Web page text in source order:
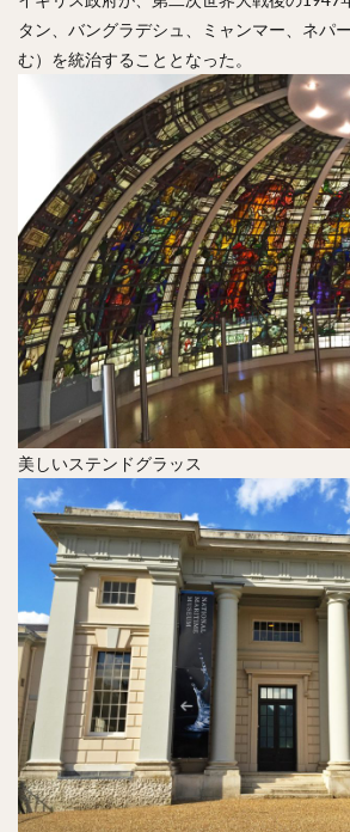
タン、バングラデシュ、ミャンマー、ネパ
む）を統治することとなった。
美しいステンドグラッス